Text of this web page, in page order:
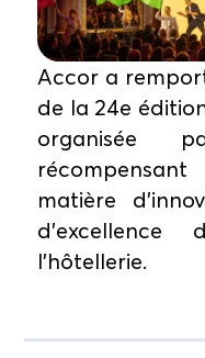
Accor a
de la 24e
organisée
matière
l'hôtellerie.